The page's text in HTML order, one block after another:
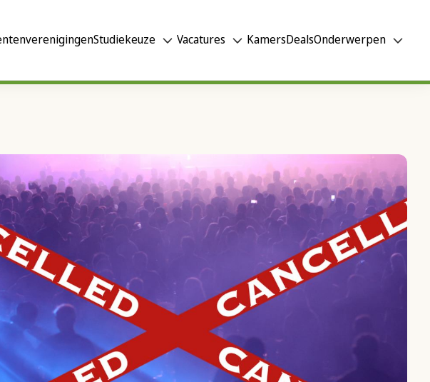
Studiekeuze Vacatures KamersDealsOnderwerpen